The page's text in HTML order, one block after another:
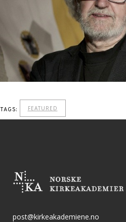
TAGS: FEATURED
post@kirkeakademiene.no